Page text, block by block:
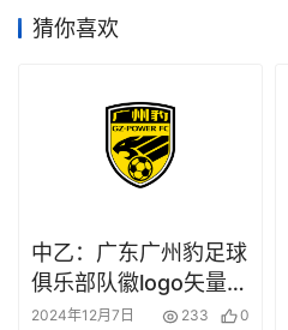
猜你喜欢
中乙：广东广州豹足球
俱乐部队徽logo矢量素
材
2024年12月7日 233 0